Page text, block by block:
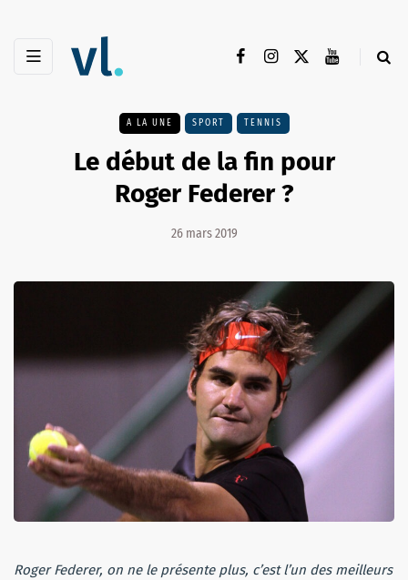
A LA UNE SPORT TENNIS
Le début de la fin pour
Roger Federer ?
26 mars 2019
Roger Federer, on ne le présente plus, c’est l’un des meilleurs